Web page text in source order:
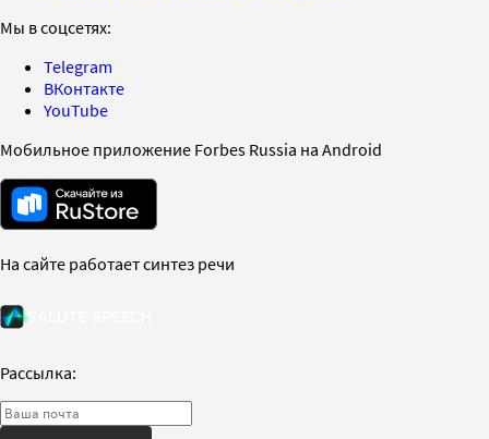
Мы в соцсетях:
Telegram
ВКонтакте
YouTube
Мобильное приложение Forbes Russia на Android
На сайте работает синтез речи
Рассылка: